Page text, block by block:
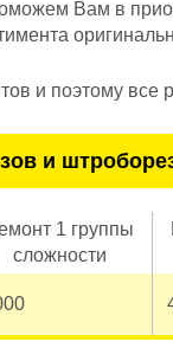
Вам в
и поэтому все
и
1 группы
сложности